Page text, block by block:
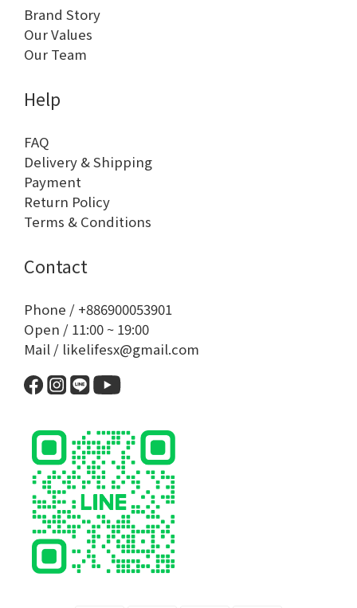
Brand Story
Our Values
Our Team
Help
FAQ
Delivery & Shipping
Payment
Return Policy
Terms & Conditions
Contact
Phone / +886900053901
Open / 11:00 ~ 19:00
Mail / likelifesx@gmail.com